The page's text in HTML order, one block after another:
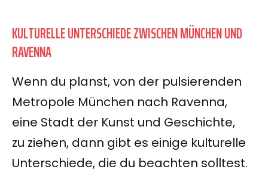
KULTURELLE UNTERSCHIEDE ZWISCHEN MÜNCHEN UND
RAVENNA
Wenn du planst, von der pulsierenden
Metropole München nach Ravenna,
eine Stadt der Kunst und Geschichte,
zu ziehen, dann gibt es einige kulturelle
Unterschiede, die du beachten solltest.